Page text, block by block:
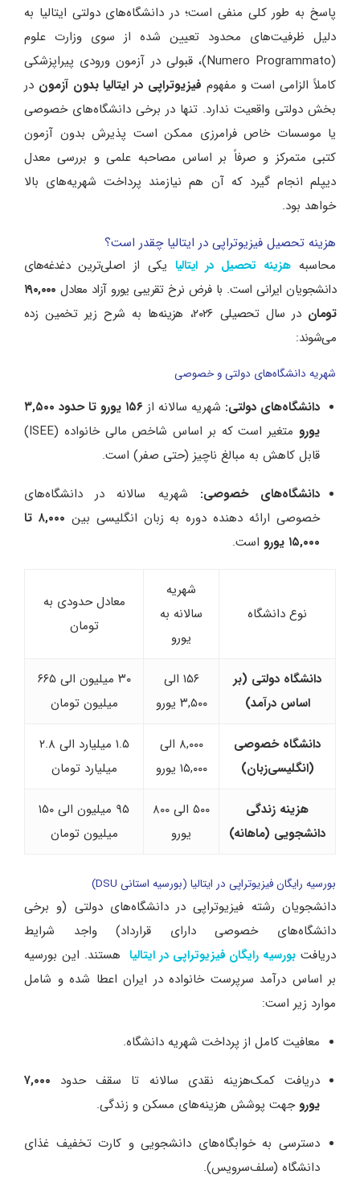
پاسخ به طور کلی منفی است؛ در دانشگاه‌های دولتی ایتالیا به
دلیل ظرفیت‌های محدود تعیین شده از سوی وزارت علوم
(Numero Programmato)، قبولی در آزمون ورودی پیراپزشکی
کاملاً الزامی است و مفهوم فیزیوتراپی در ایتالیا بدون آزمون در
بخش دولتی واقعیت ندارد. تنها در برخی دانشگاه‌های خصوصی
یا موسسات خاص فرامرزی ممکن است پذیرش بدون آزمون
کتبی متمرکز و صرفاً بر اساس مصاحبه علمی و بررسی معدل
دیپلم انجام گیرد که آن هم نیازمند پرداخت شهریه‌های بالا
خواهد بود.
هزینه تحصیل فیزیوتراپی در ایتالیا چقدر است؟
محاسبههزینه تحصیل در ایتالیا یکی از اصلی‌ترین دغدغه‌های
دانشجویان ایرانی است. با فرض نرخ تقریبی یورو آزاد معادل ۱۹۰,۰۰۰
تومان
در سال تحصیلی ۲۰۲۶، هزینه‌ها به شرح زیر تخمین زده
می‌شوند:
شهریه دانشگاه‌های دولتی و خصوصی
دانشگاه‌های دولتی: شهریه سالانه از
۱۵۶ یورو تا حدود ۳,۵۰۰
یورو
متغیر است که بر اساس شاخص مالی خانواده (ISEE)
قابل کاهش به مبالغ ناچیز (حتی صفر) است.
دانشگاه‌های خصوصی: شهریه سالانه در دانشگاه‌های
خصوصی ارائه دهنده دوره به زبان انگلیسی بین
۸,۰۰۰ تا
۱۵,۰۰۰ یورو
است.
نوع دانشگاه
شهریه
سالانه به
یورو
معادل حدودی به
تومان
دانشگاه دولتی (بر
اساس درآمد)
۱۵۶ الی
۳,۵۰۰ یورو
۳۰ میلیون الی ۶۶۵
میلیون تومان
دانشگاه خصوصی
(انگلیسی‌زبان)
۸,۰۰۰ الی
۱۵,۰۰۰ یورو
۱.۵ میلیارد الی ۲.۸
میلیارد تومان
هزینه زندگی
دانشجویی (ماهانه)
۵۰۰ الی ۸۰۰
یورو
۹۵ میلیون الی ۱۵۰
میلیون تومان
بورسیه رایگان فیزیوتراپی در ایتالیا (بورسیه استانی DSU)
دانشجویان رشته فیزیوتراپی در دانشگاه‌های دولتی (و برخی
دانشگاه‌های خصوصی دارای قرارداد) واجد شرایط
دریافت بورسیه رایگان فیزیوتراپی در ایتالیاهستند. این بورسیه
بر اساس درآمد سرپرست خانواده در ایران اعطا شده و شامل
موارد زیر است:
معافیت کامل از پرداخت شهریه دانشگاه.
دریافت کمک‌هزینه نقدی سالانه تا سقف حدود ۷,۰۰۰
یوروجهت پوشش هزینه‌های مسکن و زندگی.
دسترسی به خوابگاه‌های دانشجویی و کارت تخفیف غذای
دانشگاه (سلف‌سرویس).